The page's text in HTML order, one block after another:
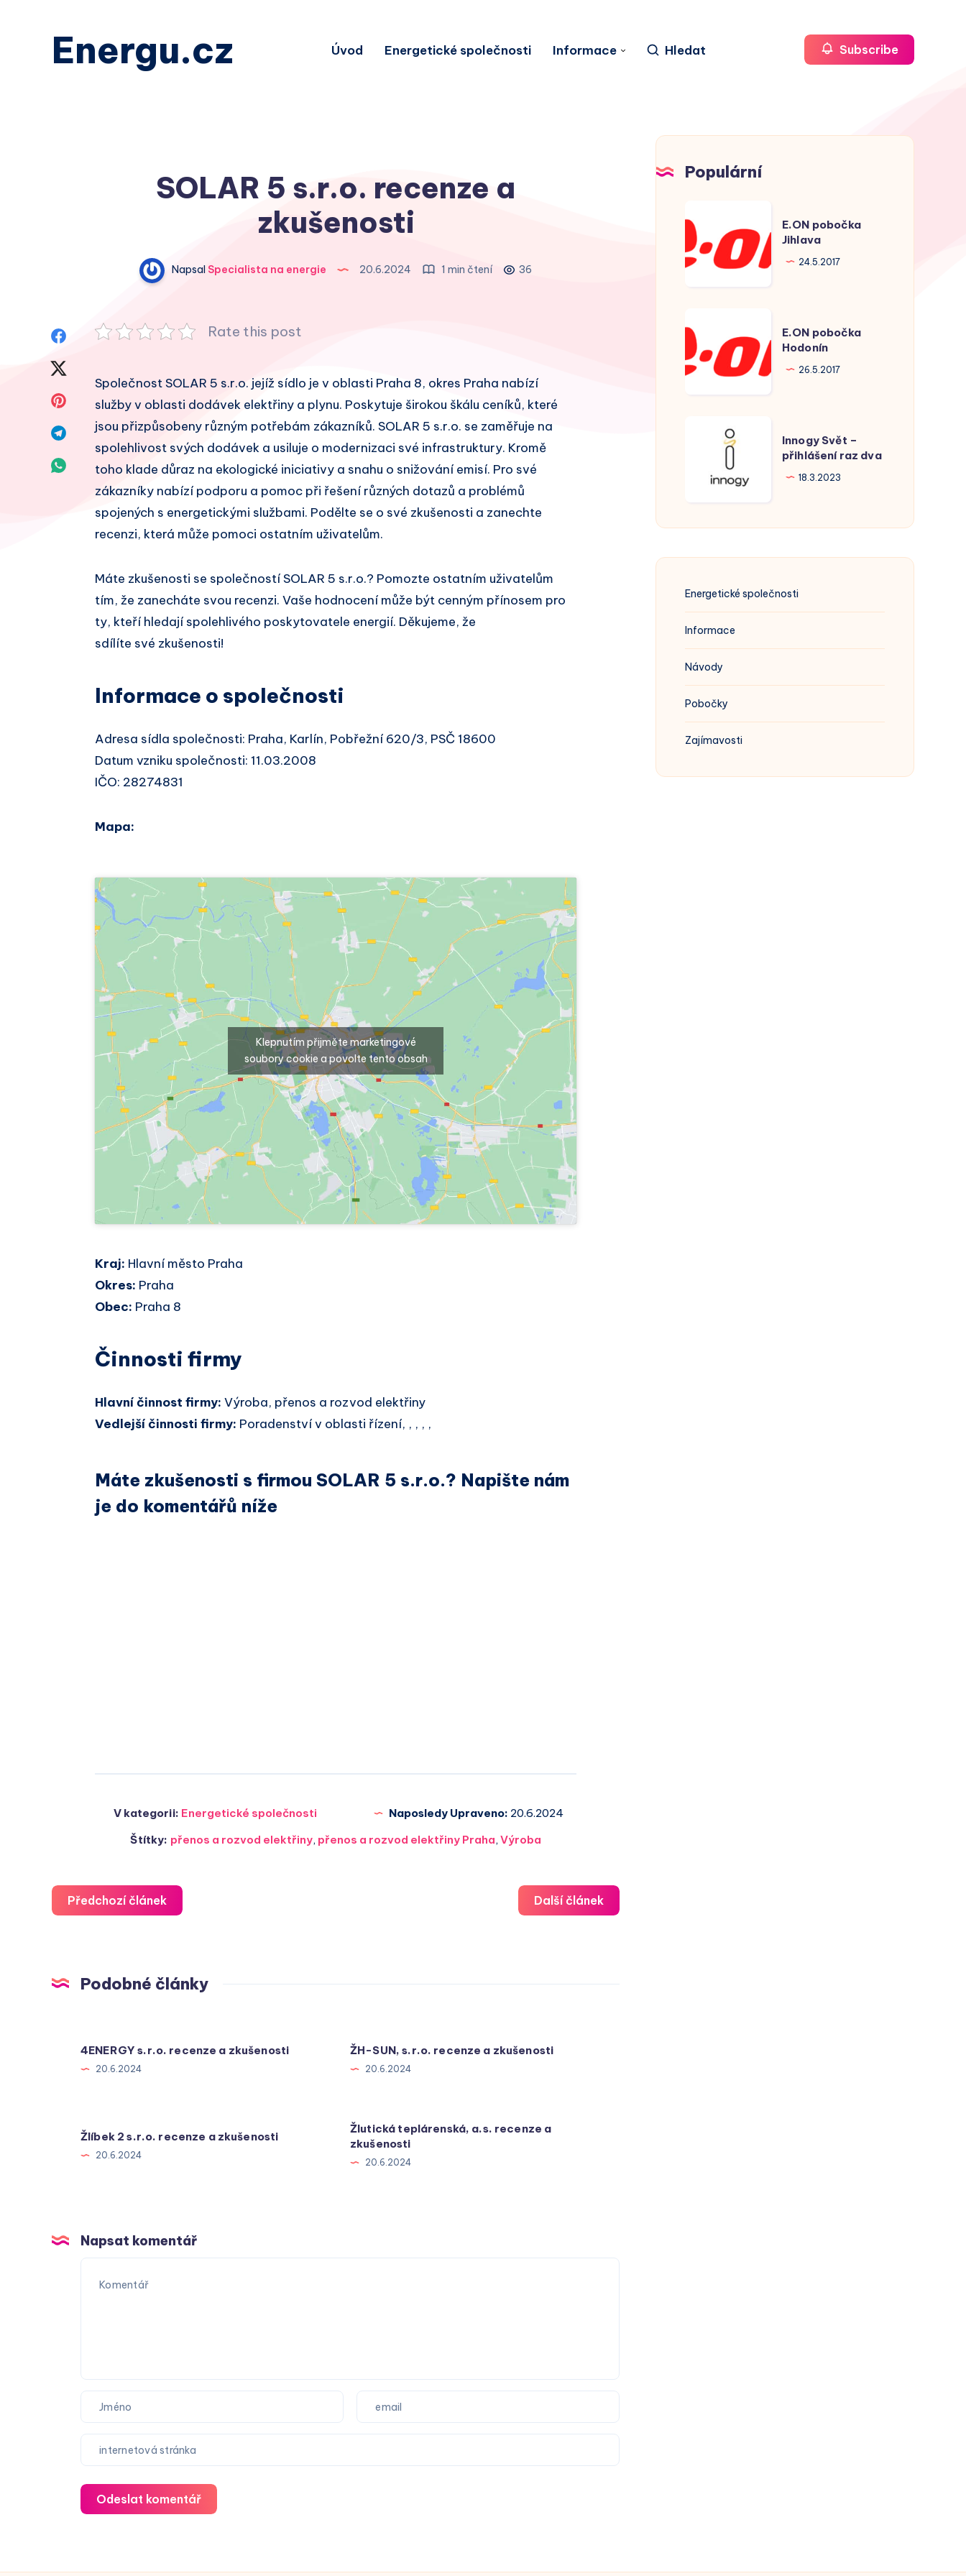
Energu.cz Úvod Energetické společnosti Informace Hledat Subscribe
SOLAR 5 s.r.o. recenze a
zkušenosti
Napsal Specialista na energie 20.6.2024 1 min čtení 36
Sdílet
Facebook
Twitter
Sdílet
Pinterest
Sdílet
Telegram
Sdílet
Whatsapp
Rate this post
Společnost SOLAR 5 s.r.o. jejíž sídlo je v oblasti Praha 8, okres Praha nabízí
služby v oblasti dodávek elektřiny a plynu. Poskytuje širokou škálu ceníků, které
jsou přizpůsobeny různým potřebám zákazníků. SOLAR 5 s.r.o. se zaměřuje na
spolehlivost svých dodávek a usiluje o modernizaci své infrastruktury. Kromě
toho klade důraz na ekologické iniciativy a snahu o snižování emisí. Pro své
zákazníky nabízí podporu a pomoc při řešení různých dotazů a problémů
spojených s energetickými službami. Podělte se o své zkušenosti a zanechte
recenzi, která může pomoci ostatním uživatelům.
Máte zkušenosti se společností SOLAR 5 s.r.o.? Pomozte ostatním uživatelům
tím, že zanecháte svou recenzi. Vaše hodnocení může být cenným přínosem pro
ty, kteří hledají spolehlivého poskytovatele energií. Děkujeme, že
sdílíte své zkušenosti!
Informace o společnosti
Adresa sídla společnosti: Praha, Karlín, Pobřežní 620/3, PSČ 18600
Datum vzniku společnosti: 11.03.2008
IČO: 28274831
Mapa:
Klepnutím přijměte marketingové
soubory cookie a povolte tento obsah
Kraj: Hlavní město Praha
Okres: Praha
Obec: Praha 8
Činnosti firmy
Hlavní činnost firmy: Výroba, přenos a rozvod elektřiny
Vedlejší činnosti firmy: Poradenství v oblasti řízení, , , , ,
Máte zkušenosti s firmou SOLAR 5 s.r.o.? Napište nám
je do komentářů níže
V kategorii: Energetické společnosti Naposledy Upraveno: 20.6.2024
Štítky: přenos a rozvod elektřiny, přenos a rozvod elektřiny Praha, Výroba
Předchozí článek Další článek
Podobné články
4ENERGY s.r.o. recenze a zkušenosti
20.6.2024
ŽH-SUN, s.r.o. recenze a zkušenosti
20.6.2024
Žlíbek 2 s.r.o. recenze a zkušenosti
20.6.2024
Žlutická teplárenská, a.s. recenze a
zkušenosti
20.6.2024
Napsat komentář
Odeslat komentář
Populární
pobočka
Jihlava
E.ON pobočka
Jihlava
24.5.2017
pobočka
Hodonín
E.ON pobočka
Hodonín
26.5.2017
přihlášení
dva
Innogy Svět –
přihlášení raz dva
18.3.2023
Energetické společnosti
Informace
Návody
Pobočky
Zajímavosti